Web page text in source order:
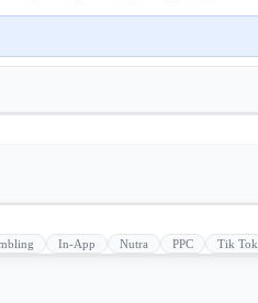
In-App Nutra PPC Tik Tok